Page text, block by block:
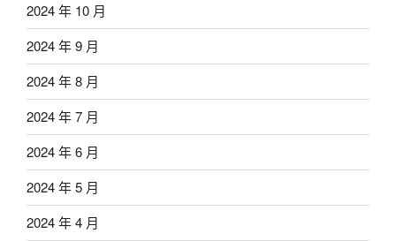
2024 年 10 月
2024 年 9 月
2024 年 8 月
2024 年 7 月
2024 年 6 月
2024 年 5 月
2024 年 4 月